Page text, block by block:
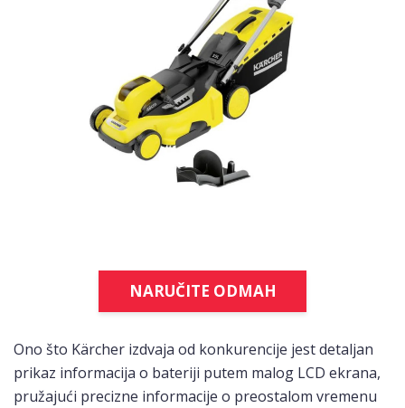
NARUČITE ODMAH
Ono što Kärcher izdvaja od konkurencije jest detaljan
prikaz informacija o bateriji putem malog LCD ekrana,
pružajući precizne informacije o preostalom vremenu